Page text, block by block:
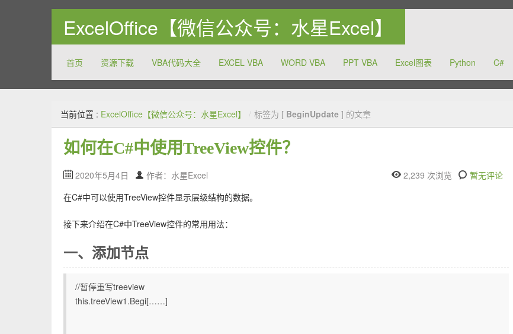
ExcelOffice【微信公众号：水星Excel】
首页 资源下载 VBA代码大全 EXCEL VBA WORD VBA PPT VBA Excel图表 Python C#
关注和分享Excel以及Office系列软件的方方面面，致力于提高中国的办公软件的使用水平
当前位置 : ExcelOffice【微信公众号：水星Excel】 / 标签为 [ BeginUpdate ] 的文章
如何在C#中使用Tree​View控件？
2020年5月4日 作者：水星Excel 2,239 次浏览
暂无评论
在C#中可以使用Tree​View控件显示层级结构的数据。
接下来介绍在C#中Tree​View控件的常用用法：
一、添加节点
//暂停重写treeview
this.treeView1.Begi[……]